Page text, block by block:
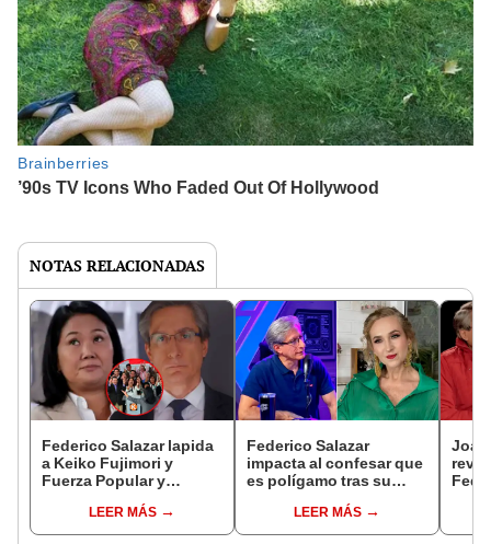
NOTAS RELACIONADAS
Federico Salazar lapida
a Keiko Fujimori y
Fuerza Popular y
"desastre" en el
Congreso: "Destruyó
LEER MÁS
Federico Salazar
impacta al confesar que
es polígamo tras su
Condos: “Me las llevo a
todas”
LEER MÁS